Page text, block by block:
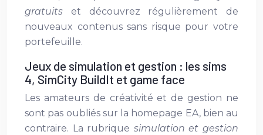
gratuits et découvrez régulièrement de
nouveaux contenus sans risque pour votre
portefeuille.
Jeux de simulation et gestion : les sims
4, SimCity BuildIt et game face
Les amateurs de créativité et de gestion ne
sont pas oubliés sur la homepage EA, bien au
contraire. La rubrique simulation et gestion